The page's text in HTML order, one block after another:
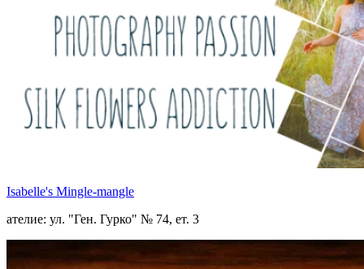
Isabelle's Mingle-mangle
ателие: ул. "Ген. Гурко" № 74, ет. 3